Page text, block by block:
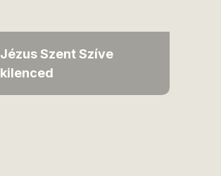
Jézus Szent Szíve
kilenced